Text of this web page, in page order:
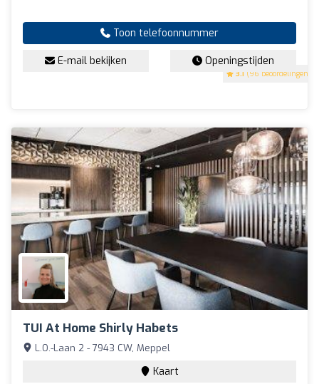
3.1 (96 beoordelingen)
Toon telefoonnummer
E-mail bekijken Openingstijden
TUI At Home Shirly Habets
L.O.-Laan 2 - 7943 CW, Meppel
Kaart